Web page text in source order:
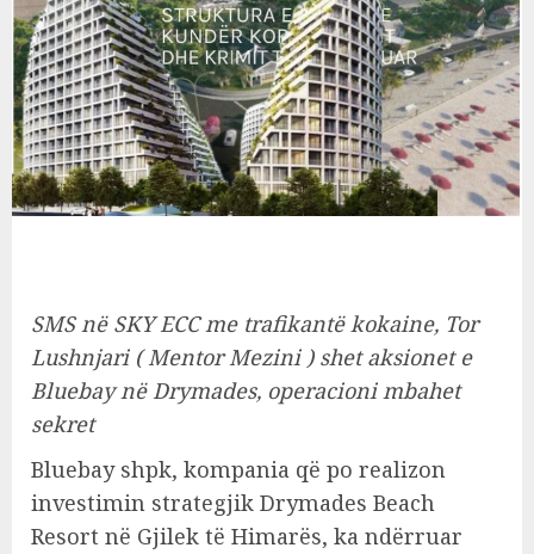
SMS në SKY ECC me trafikantë kokaine, Tor
Lushnjari ( Mentor Mezini ) shet aksionet e
Bluebay në Drymades, operacioni mbahet
sekret
Bluebay shpk, kompania që po realizon
investimin strategjik Drymades Beach
Resort në Gjilek të Himarës, ka ndërruar